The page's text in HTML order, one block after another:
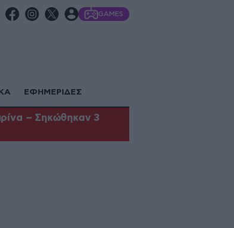
GAMES
ΕΦΗΜΕΡΙΔΕΣ
– Σηκώθηκαν 3